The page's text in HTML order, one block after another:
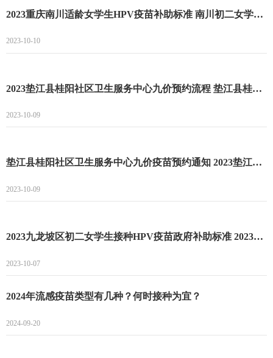
2023重庆南川适龄女学生HPV疫苗补助标准 南川初二女学生接种HPV疫苗政府补助
2023-10-10
2023垫江县桂阳社区卫生服务中心九价预约流程 垫江县桂阳社区卫生服务中心九价预约最新时间
2023-10-09
垫江县桂阳社区卫生服务中心九价疫苗预约通知 2023垫江县桂阳社区卫生服务中心最新到苗消息
2023-10-09
2023九龙坡区初二女学生接种HPV疫苗政府补助标准 2023九龙坡区初二女学生接种HPV疫苗补助
2023-10-07
2024年流感疫苗类型有几种？何时接种为宜？
2024-09-20